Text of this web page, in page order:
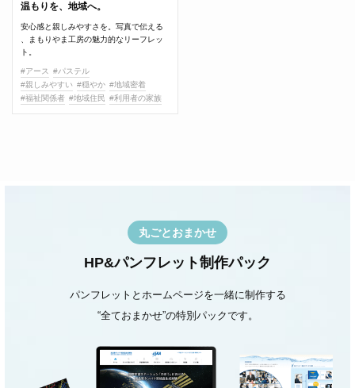
温もりを、地域へ。
安心感と親しみやすさを。写真で伝える
、まもりやま工房の魅力的なリーフレッ
ト。
#アース
#パステル
#親しみやすい #穏やか #地域密着
#福祉関係者 #地域住民 #利用者の家族
丸ごとおまかせ
HP&パンフレット制作パック
パンフレットとホームページを一緒に制作する
“全ておまかせ”の特別パックです。